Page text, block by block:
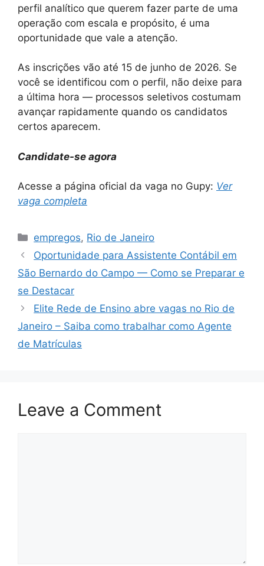
perfil analítico que querem fazer parte de uma
operação com escala e propósito, é uma
oportunidade que vale a atenção.
As inscrições vão até 15 de junho de 2026. Se
você se identificou com o perfil, não deixe para
a última hora — processos seletivos costumam
avançar rapidamente quando os candidatos
certos aparecem.
Candidate-se agora
Acesse a página oficial da vaga no Gupy: Ver
vaga completa
Categories
empregos, Rio de Janeiro
Oportunidade para Assistente Contábil em
São Bernardo do Campo — Como se Preparar e
se Destacar
Elite Rede de Ensino abre vagas no Rio de
Janeiro – Saiba como trabalhar como Agente
de Matrículas
Leave a Comment